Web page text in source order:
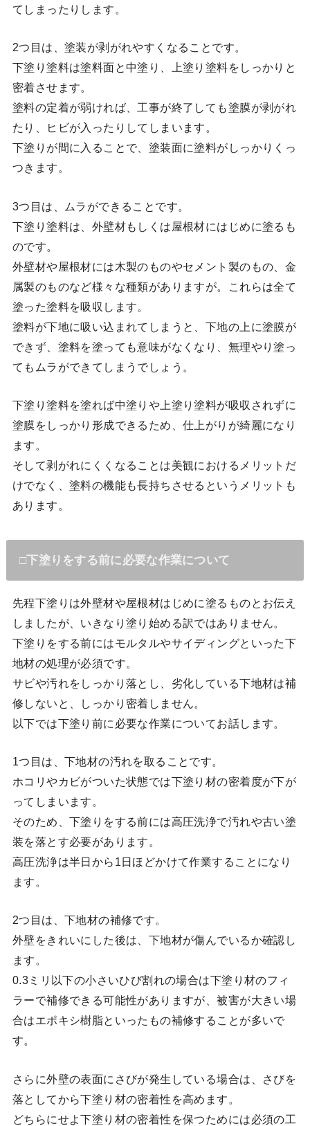
てしまったりします。
2つ目は、塗装が剥がれやすくなることです。
下塗り塗料は塗料面と中塗り、上塗り塗料をしっかりと
密着させます。
塗料の定着が弱ければ、工事が終了しても塗膜が剥がれ
たり、ヒビが入ったりしてしまいます。
下塗りが間に入ることで、塗装面に塗料がしっかりくっ
つきます。
3つ目は、ムラができることです。
下塗り塗料は、外壁材もしくは屋根材にはじめに塗るも
のです。
外壁材や屋根材には木製のものやセメント製のもの、金
属製のものなど様々な種類がありますが。これらは全て
塗った塗料を吸収します。
塗料が下地に吸い込まれてしまうと、下地の上に塗膜が
できず、塗料を塗っても意味がなくなり、無理やり塗っ
てもムラができてしまうでしょう。
下塗り塗料を塗れば中塗りや上塗り塗料が吸収されずに
塗膜をしっかり形成できるため、仕上がりが綺麗になり
ます。
そして剥がれにくくなることは美観におけるメリットだ
けでなく、塗料の機能も長持ちさせるというメリットも
あります。
□下塗りをする前に必要な作業について
先程下塗りは外壁材や屋根材はじめに塗るものとお伝え
しましたが、いきなり塗り始める訳ではありません。
下塗りをする前にはモルタルやサイディングといった下
地材の処理が必須です。
サビや汚れをしっかり落とし、劣化している下地材は補
修しないと、しっかり密着しません。
以下では下塗り前に必要な作業についてお話します。
1つ目は、下地材の汚れを取ることです。
ホコリやカビがついた状態では下塗り材の密着度が下が
ってしまいます。
そのため、下塗りをする前には高圧洗浄で汚れや古い塗
装を落とす必要があります。
高圧洗浄は半日から1日ほどかけて作業することになり
ます。
2つ目は、下地材の補修です。
外壁をきれいにした後は、下地材が傷んでいるか確認し
ます。
0.3ミリ以下の小さいひび割れの場合は下塗り材のフィ
ラーで補修できる可能性がありますが、被害が大きい場
合はエポキシ樹脂といったもの補修することが多いで
す。
さらに外壁の表面にさびが発生している場合は、さびを
落としてから下塗り材の密着性を高めます。
どちらにせよ下塗り材の密着性を保つためには必須の工